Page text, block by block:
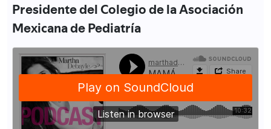
Presidente del Colegio de la Asociación
Mexicana de Pediatría